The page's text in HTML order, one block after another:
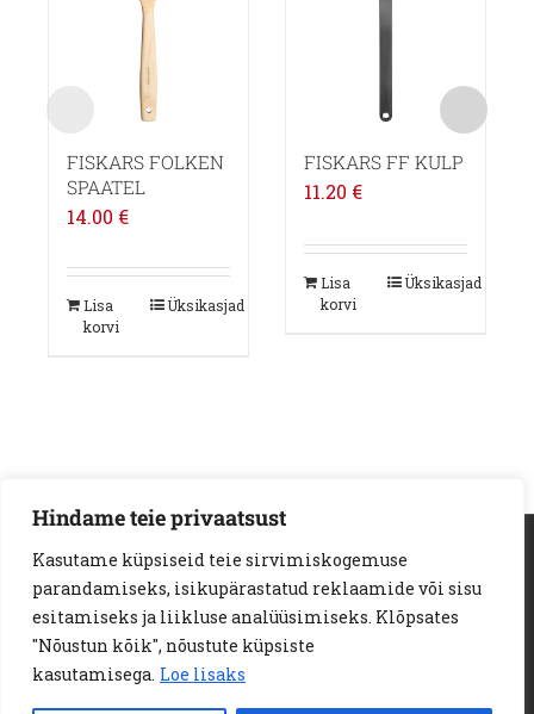
Hindame teie privaatsust
Kasutame küpsiseid teie sirvimiskogemuse
parandamiseks, isikupärastatud reklaamide või sisu
esitamiseks ja liikluse analüüsimiseks. Klõpsates
"Nõustun kõik", nõustute küpsiste
kasutamisega. Loe lisaks
FISKARS FOLKEN
SPAATEL
14.00 €
Lisa
korvi
Üksikasjad
FISKARS FF KULP
11.20 €
Lisa
korvi
Üksikasjad
AS Loodus Invest | Viljandi mnt. 18a | 11216 Tallinn
+372 6722 123
info@loodusinvest.ee
© Copyright 2023 | Loodus Invest AS | All Rights Reserved |
E-POE MÜÜGITINGIMUSED
PRIVAATSUSPOLIITIKA
KÜPSISED